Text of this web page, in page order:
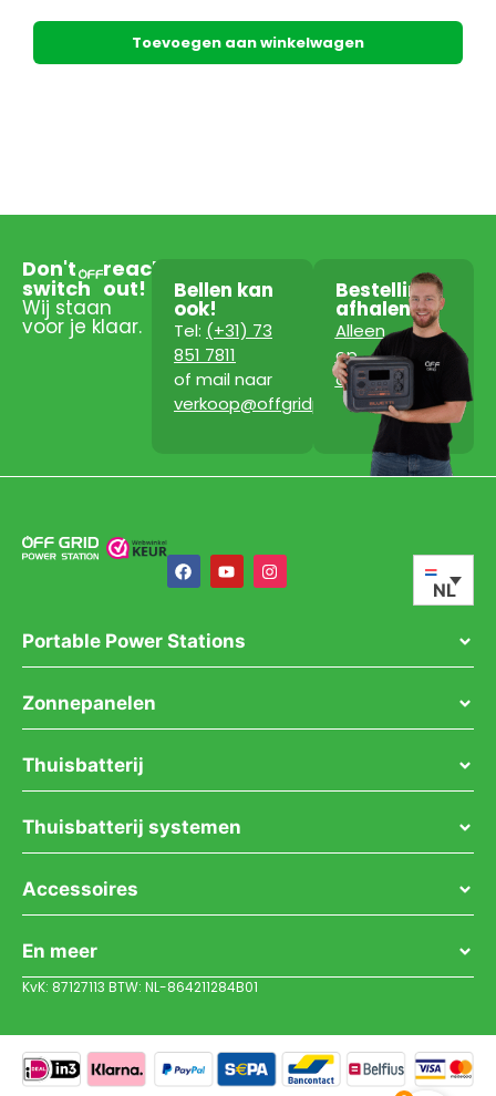
Toevoegen aan winkelwagen
Don't
switch
reach
out!
Wij staan
voor je klaar.
Bellen kan
ook!
Tel: (+31) 73
851 7811
of mail naar
verkoop@offgridpowerstation.com
Bestelling
afhalen?
Alleen
op
afspraak!
NL
Portable Power Stations
Zonnepanelen
Thuisbatterij
Thuisbatterij systemen
Accessoires
En meer
KvK: 87127113 BTW: NL-864211284B01